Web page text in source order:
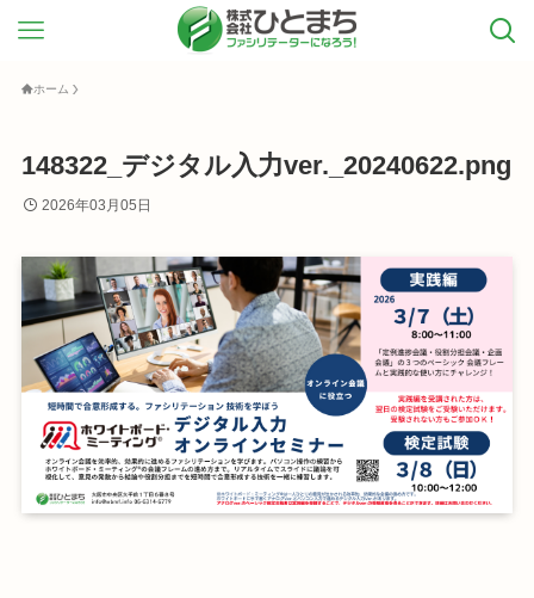
ホーム
148322_デジタル入力ver._20240622.png
2026年03月05日